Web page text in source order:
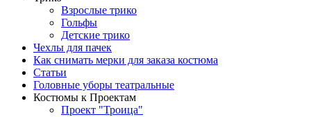
Взрослые трико
Гольфы
Детские трико
Чехлы для пачек
Как снимать мерки для заказа костюма
Статьи
Головные уборы театральные
Костюмы к Проектам
Проект "Троица"